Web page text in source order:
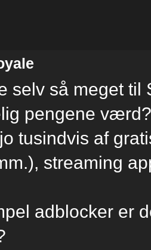
selv så meget
pengene
tusindvis af
streaming
adblocker er